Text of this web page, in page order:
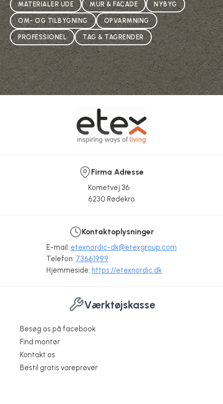
MATERIALER UDE MUR & FACADE NYBYG
OM- OG TILBYGNING OPVARMNING
PROFESSIONEL TAG & TAGRENDER
Firma Adresse
Kometvej 36
6230 Rødekro
Kontaktoplysninger
E-mail: etexnordic-dk@etexgroup.com
Telefon: 73661999
Hjemmeside: https://etexnordic.dk
Værktøjskasse
Besøg os på facebook
Find montør
Kontakt os
Bestil gratis vareprøver
EQUITONE Materia
Installationstips ...
Cedral ivarclick træstruktur eller smooth
Hvor kan du benytte fibercement brædder?
Malede ivarcem 700T og VillaCem bølgeplader skifter glans!